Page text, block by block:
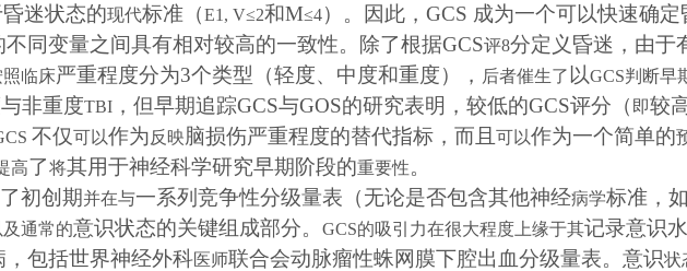
迷状态的现代标准（E1, V≤2和M≤4）。因此， GCS 成为一个可以快速确定
不同变量之间具有相对较高的一致性。除了根据GCS评8分定义昏迷，由于
照临床严重程度分为3个类型 （轻度、中度和重度）， 后者催生了 以GCS判断早
非重度TBI，但早期追踪GCS与GOS的研究表明，较低的GCS评分（ 即较
不仅可以作为反映脑损伤严重程度的替代指标，而且 可以作为一个简单的
高了将其用于神经科学研究早期阶段的重要性。
初创期并在与一系列竞争性分级量表（无论是否包含其他神经病学标准，
通常的意识状态的关键组成部分。 GCS的吸引力在很大程度上缘于其记录意识
包括世界神经外科医师联合会动脉瘤性蛛网膜下腔出血分级量表。意识状